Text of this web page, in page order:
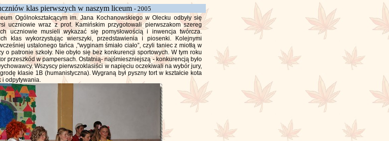
klas pierwszych w naszym liceum - 2005
Ogólnokształcącym im. Jana Kochanowskiego w Olecku odbyły się
uczniowie wraz z prof. Kamińskim przygotowali pierwszakom szereg
uczniowie musieli wykazać się pomysłowością i inwencja twórcza.
klas wykorzystując wierszyki, przedstawienia i piosenki. Kolejnymi
ustalonego tańca ,"wyginam śmiało ciało”, czyli taniec z miotłą w
o patronie szkoły. Nie obyło się bez konkurencji sportowych. W tym roku
przeszkód w pampersach. Ostatnią- najśmieszniejszą - konkurencją było
Wszyscy pierwszoklasiści w napięciu oczekiwali na wybór jury,
klasie 1B (humanistyczna). Wygraną był pyszny tort w kształcie kota
i odpytywania.